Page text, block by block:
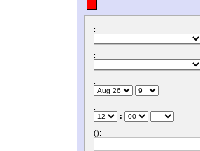
:
:
:
:
:
():